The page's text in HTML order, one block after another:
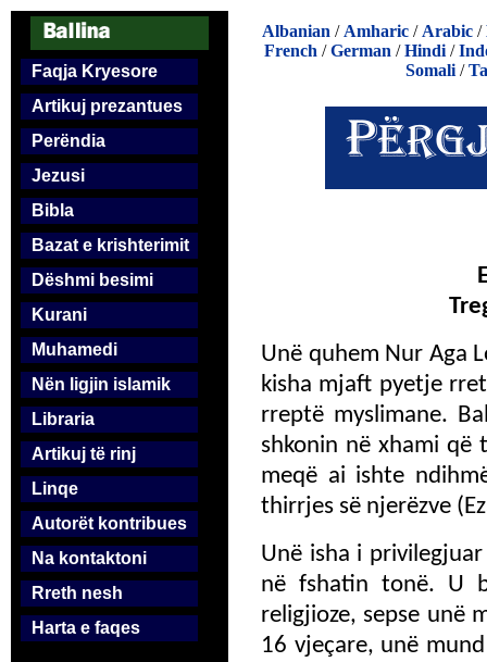
Faqja Kryesore
Artikuj prezantues
Perëndia
Jezusi
Bibla
Bazat e krishterimit
Dëshmi besimi
Kurani
Muhamedi
Nën ligjin islamik
Libraria
Artikuj të rinj
Linqe
Autorët kontribues
Na kontaktoni
Rreth nesh
Harta e faqes
Albanian / Amharic / Arabic /
French /German /Hindi /
Somali/
Unë quhem Nur Aga
kisha mjaft pyetje
rreptë myslimane.
shkonin në xhami që
meqë ai ishte
thirrjes së njerëzve
Unë isha i
në fshatin tonë. U
religjioze, sepse unë
16 vjeçare, unë